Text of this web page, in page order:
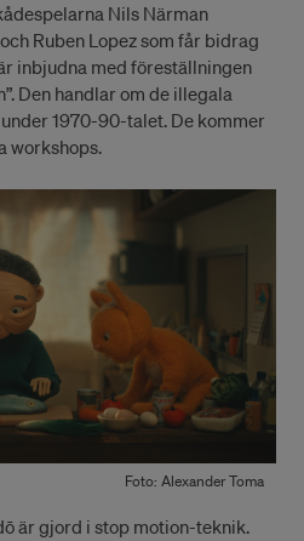
Nils Närman
Ruben Lopez som får bidrag
inbjudna med föreställningen
Den handlar om de illegala
1970-90-talet. De kommer
workshops.
Foto: Alexander Toma
är gjord i stop motion-teknik.